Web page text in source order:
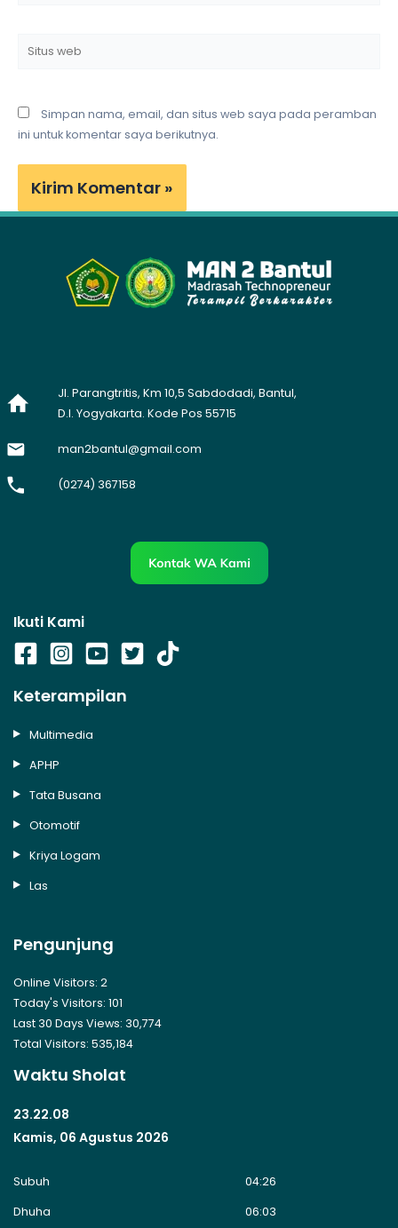
Situs
Simpan nama, email, dan situs web saya pada peramban
ini untuk komentar saya berikutnya.
Jl. Parangtritis, Km 10,5 Sabdodadi, Bantul,
D.I. Yogyakarta. Kode Pos 55715
man2bantul@gmail.com
(0274) 367158
Ikuti Kami
Keterampilan
Multimedia
APHP
Tata Busana
Otomotif
Kriya Logam
Las
Pengunjung
Online Visitors: 2
Today's Visitors: 101
Last 30 Days Views: 30,774
Total Visitors: 535,184
Waktu Sholat
23.22.09
Kamis, 06 Agustus 2026
Subuh
04:26
Dhuha
06:03